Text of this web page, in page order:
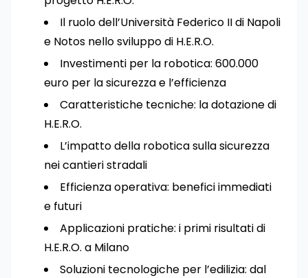
Il ruolo dell’Università Federico II di Napoli
e Notos nello sviluppo di H.E.R.O.
Investimenti per la robotica: 600.000
euro per la sicurezza e l’efficienza
Caratteristiche tecniche: la dotazione di
H.E.R.O.
L’impatto della robotica sulla sicurezza
nei cantieri stradali
Efficienza operativa: benefici immediati
e futuri
Applicazioni pratiche: i primi risultati di
H.E.R.O. a Milano
Soluzioni tecnologiche per l’edilizia: dal